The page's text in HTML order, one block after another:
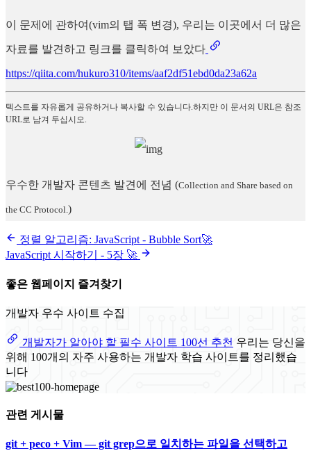
이 문제에 관하여(vim의 탭 폭 변경), 우리는 이곳에서 더 많은
자료를 발견하고 링크를 클릭하여 보았다
https://qiita.com/hukuro310/items/aaf2df51ebd0da23a62a
텍스트를 자유롭게 공유하거나 복사할 수 있습니다.하지만 이 문서의 URL은 참조
URL로 남겨 두십시오.
우수한 개발자 콘텐츠 발견에 전념 (Collection and Share based on
the CC Protocol. )
정렬 알고리즘: JavaScript - Bubble Sort🚀
JavaScript 시작하기 - 5장 🚀
좋은 웹페이지 즐겨찾기
개발자 우수 사이트 수집
개발자가 알아야 할 필수 사이트 100선 추천 우리는 당신을
위해 100개의 자주 사용하는 개발자 학습 사이트를 정리했습
니다
관련 게시물
git + peco + Vim — git grep으로 일치하는 파일을 선택하고